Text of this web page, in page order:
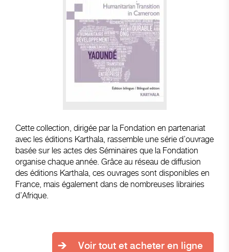
Cette collection, dirigée par la Fondation en partenariat
avec les éditions Karthala, rassemble une série d’ouvrage
basée sur les actes des Séminaires que la Fondation
organise chaque année. Grâce au réseau de diffusion
des éditions Karthala, ces ouvrages sont disponibles en
France, mais également dans de nombreuses librairies
d’Afrique.
Voir tout et acheter en ligne